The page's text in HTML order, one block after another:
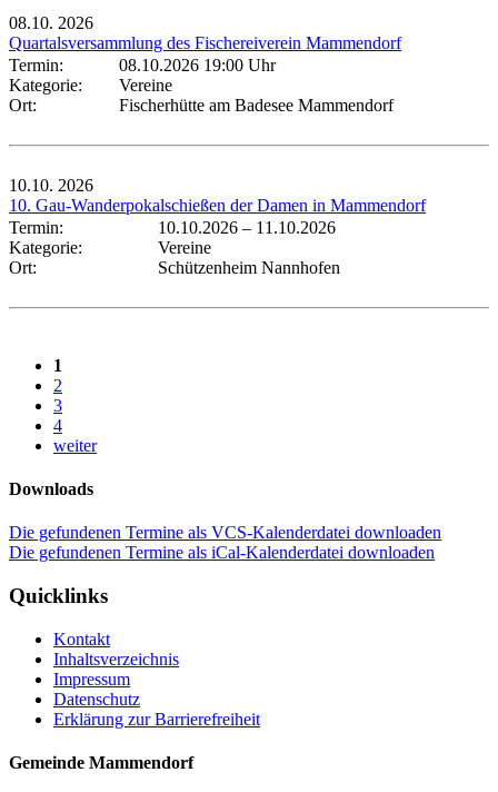
08.10. 2026
Quartalsversammlung des Fischereiverein Mammendorf
Termin:
08.10.2026 19:00 Uhr
Kategorie:
Vereine
Ort:
Fischerhütte am Badesee Mammendorf
10.10. 2026
10. Gau-Wanderpokalschießen der Damen in Mammendorf
Termin:
10.10.2026 – 11.10.2026
Kategorie:
Vereine
Ort:
Schützenheim Nannhofen
1
2
3
4
weiter
Downloads
Die gefundenen Termine als VCS-Kalenderdatei downloaden
Die gefundenen Termine als iCal-Kalenderdatei downloaden
Quicklinks
Kontakt
Inhaltsverzeichnis
Impressum
Datenschutz
Erklärung zur Barrierefreiheit
Gemeinde Mammendorf